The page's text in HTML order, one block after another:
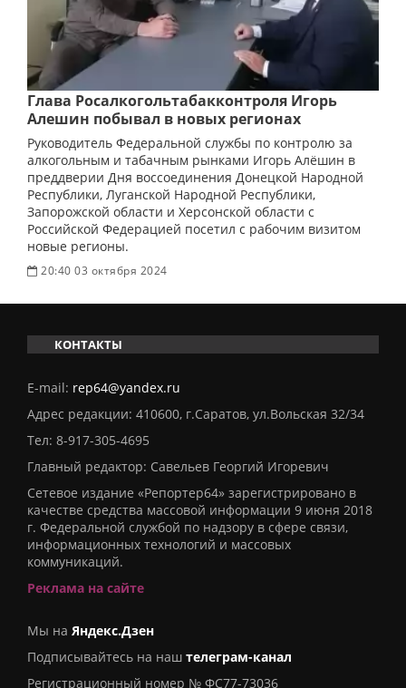
Глава Росалкогольтабакконтроля Игорь
Алешин побывал в новых регионах
Руководитель Федеральной службы по контролю за
алкогольным и табачным рынками Игорь Алёшин в
преддверии Дня воссоединения Донецкой Народной
Республики, Луганской Народной Республики,
Запорожской области и Херсонской области с
Российской Федерацией посетил с рабочим визитом
новые регионы.
20:40 03 октября 2024
КОНТАКТЫ
E-mail: rep64@yandex.ru
Адрес редакции: 410600, г.Саратов, ул.Вольская 32/34
Тел: 8-917-305-4695
Главный редактор: Савельев Георгий Игоревич
Сетевое издание «Репортер64» зарегистрировано в
качестве средства массовой информации 9 июня 2018
г. Федеральной службой по надзору в сфере связи,
информационных технологий и массовых
коммуникаций.
Реклама на сайте
Мы на Яндекс.Дзен
Подписывайтесь на наш телеграм-канал
Регистрационный номер № ФС77-73036